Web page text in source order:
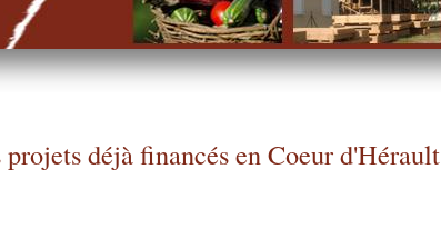
projets déjà financés en Coeur d'Hérault